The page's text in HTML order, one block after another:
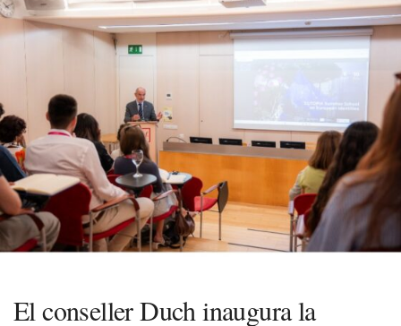
El conseller Duch inaugura la